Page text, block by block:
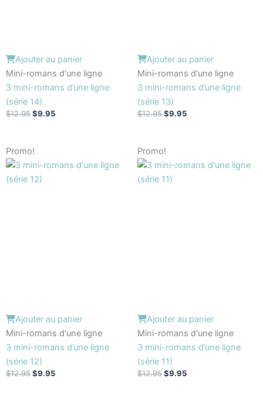
Ajouter au panier
Mini-romans d'une ligne
3 mini-romans d’une ligne
(série 14)
$12.95$9.95
Ajouter au panier
Mini-romans d'une ligne
3 mini-romans d’une ligne
(série 13)
$12.95$9.95
Promo!
Ajouter au panier
Mini-romans d'une ligne
3 mini-romans d’une ligne
(série 12)
$12.95
Le
initial
était :
$9.95
actuel
Promo!
Ajouter au panier
Mini-romans d'une ligne
3 mini-romans d’une ligne
(série 11)
$12.95
Le
initial
était :
$9.95
actuel